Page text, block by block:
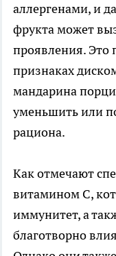
аллергенами, и
фрукта может
проявления. Это
признаках
мандарина
уменьшить или
рациона.
Как отмечают
витамином C,
иммунитет, а
благотворно